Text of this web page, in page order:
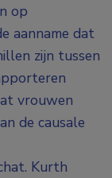
op
aanname dat
zijn tussen
vrouwen
de causale
Kurth